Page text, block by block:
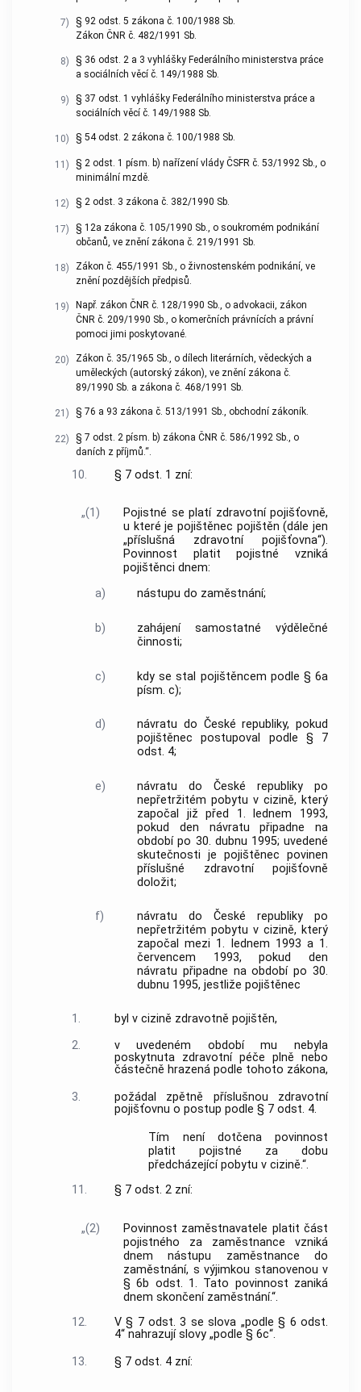
7)
§ 92 odst. 5 zákona č. 100/1988 Sb.
Zákon ČNR č. 482/1991 Sb.
8)
§ 36 odst. 2 a 3 vyhlášky Federálního ministerstva práce
a sociálních věcí č. 149/1988 Sb.
9)
§ 37 odst. 1 vyhlášky Federálního ministerstva práce a
sociálních věcí č. 149/1988 Sb.
10) § 54 odst. 2 zákona č. 100/1988 Sb.
11)
§ 2 odst. 1 písm. b) nařízení vlády ČSFR č. 53/1992 Sb., o
minimální mzdě.
12) § 2 odst. 3 zákona č. 382/1990 Sb.
17)
§ 12a zákona č. 105/1990 Sb., o soukromém podnikání
občanů, ve znění zákona č. 219/1991 Sb.
18)
Zákon č. 455/1991 Sb., o živnostenském podnikání, ve
znění pozdějších předpisů.
19)
Např. zákon ČNR č. 128/1990 Sb., o advokacii, zákon
ČNR č. 209/1990 Sb., o komerčních právnících a právní
pomoci jimi poskytované.
20)
Zákon č. 35/1965 Sb., o dílech literárních, vědeckých a
uměleckých (autorský zákon), ve znění zákona č.
89/1990 Sb. a zákona č. 468/1991 Sb.
21) § 76 a 93 zákona č. 513/1991 Sb., obchodní zákoník.
22)
§ 7 odst. 2 písm. b) zákona ČNR č. 586/1992 Sb., o
daních z příjmů.“.
10. § 7 odst. 1 zní:
„(1)
Pojistné se platí zdravotní pojišťovně,
u které je pojištěnec pojištěn (dále jen
„příslušná zdravotní pojišťovna“).
Povinnost platit pojistné vzniká
pojištěnci dnem:
a)
nástupu do zaměstnání;
b)
zahájení samostatné výdělečné
činnosti;
c)
kdy se stal pojištěncem podle § 6a
písm. c);
d)
návratu do České republiky, pokud
pojištěnec postupoval podle § 7
odst. 4;
e)
návratu do České republiky po
nepřetržitém pobytu v cizině, který
započal již před 1. lednem 1993,
pokud den návratu připadne na
období po 30. dubnu 1995; uvedené
skutečnosti je pojištěnec povinen
příslušné zdravotní pojišťovně
doložit;
f)
návratu do České republiky po
nepřetržitém pobytu v cizině, který
započal mezi 1. lednem 1993 a 1.
červencem 1993, pokud den
návratu připadne na období po 30.
dubnu 1995, jestliže pojištěnec
1.
byl v cizině zdravotně pojištěn,
2.
v uvedeném období mu nebyla
poskytnuta zdravotní péče plně nebo
částečně hrazená podle tohoto zákona,
3.
požádal zpětně příslušnou zdravotní
pojišťovnu o postup podle § 7 odst. 4.
Tím není dotčena povinnost
platit pojistné za dobu
předcházející pobytu v cizině.“.
11.
§ 7 odst. 2 zní:
„(2)
Povinnost zaměstnavatele platit část
pojistného za zaměstnance vzniká
dnem nástupu zaměstnance do
zaměstnání, s výjimkou stanovenou v
§ 6b odst. 1. Tato povinnost zaniká
dnem skončení zaměstnání.“.
12.
V § 7 odst. 3 se slova „podle § 6 odst.
4“ nahrazují slovy „podle § 6c“.
13.
§ 7 odst. 4 zní: